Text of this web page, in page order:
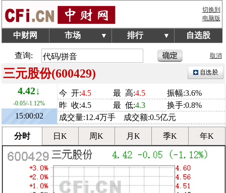
切换到
电脑版
中财网 市场 ▼ 排行 ▼ 自选股
查询: 取消
三元股份(600429)
4.42↓
-0.05/-1.12%
15:00:02
今 开:4.5 最 高:4.5
振幅:3.6%
昨 收:4.5
最 低:4.3
换手:0.8%
成交量:12.4万手 成交额:0.5亿元
分时 日K 周K 月K 季K 年K